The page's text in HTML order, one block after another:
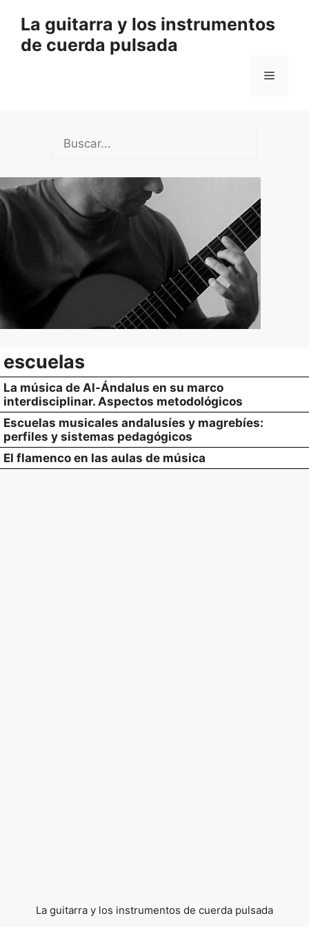
contenido
La guitarra y los instrumentos
de cuerda pulsada
Menú
escuelas
La música de Al-Ándalus en su marco
interdisciplinar. Aspectos metodológicos
Escuelas musicales andalusíes y magrebíes:
perfiles y sistemas pedagógicos
El flamenco en las aulas de música
La guitarra y los instrumentos de cuerda pulsada